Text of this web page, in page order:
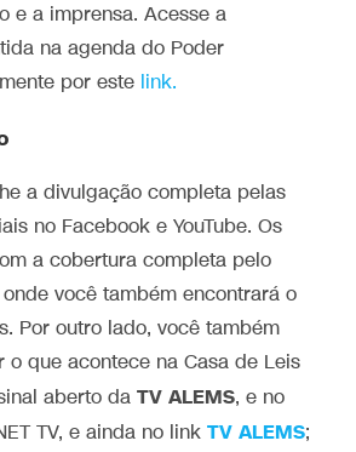
e a imprensa. Acesse a
na agenda do Poder
por este link.
a divulgação completa pelas
no Facebook e YouTube. Os
a cobertura completa pelo
você também encontrará o
Por outro lado, você também
o que acontece na Casa de Leis
aberto daTV ALEMS, e no
TV, e ainda no linkTV ALEMS;